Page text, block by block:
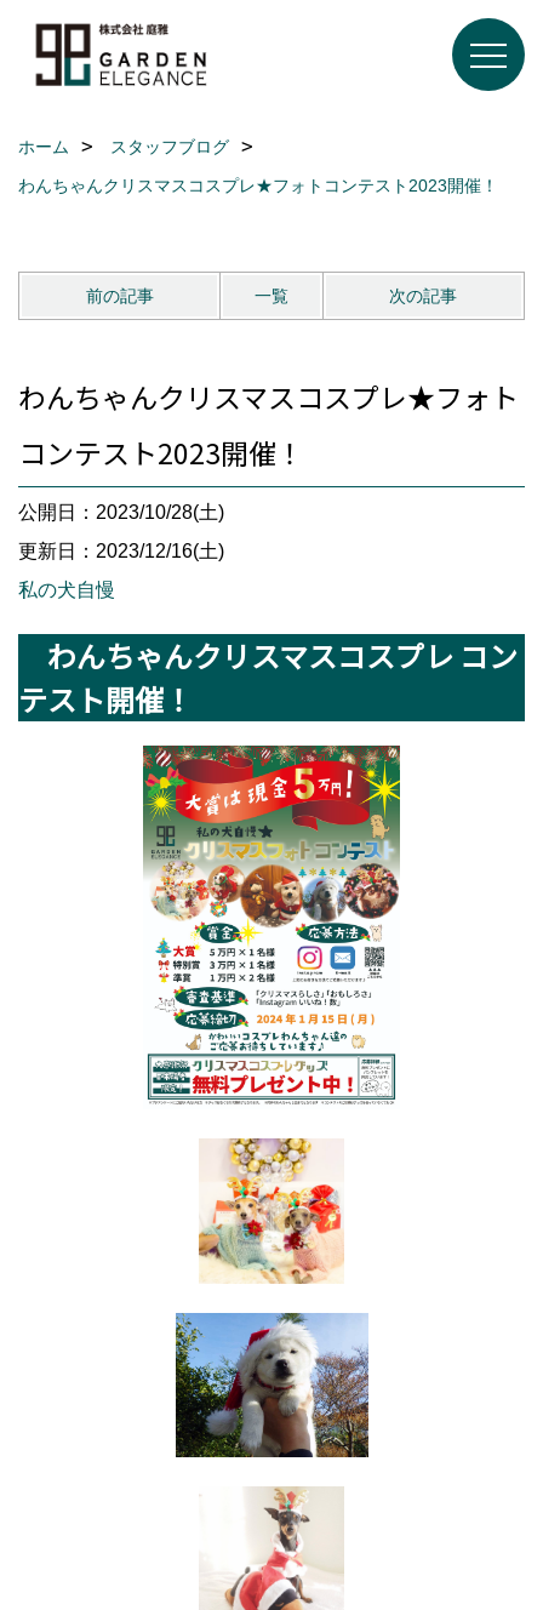
ホーム
スタッフブログ
わんちゃんクリスマスコスプレ★フォトコンテスト2023開催！
前の記事 一覧 次の記事
わんちゃんクリスマスコスプレ★フォト
コンテスト2023開催！
公開日：2023/10/28(土)
更新日：2023/12/16(土)
私の犬自慢
わんちゃんクリスマスコスプレ コン
テスト開催！